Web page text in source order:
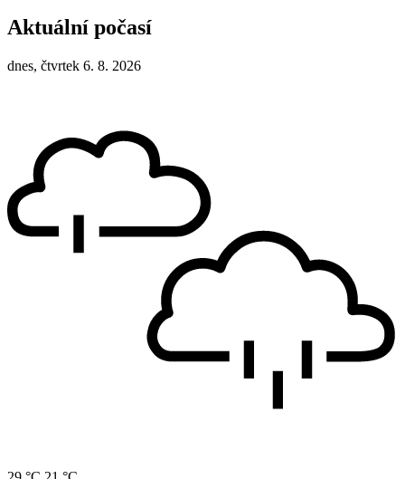
Aktuální počasí
dnes, čtvrtek 6. 8. 2026